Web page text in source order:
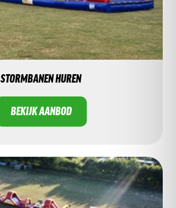
STORMBANEN HUREN
BEKIJK AANBOD